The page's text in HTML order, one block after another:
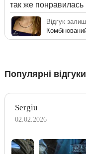
так же понравилась
Відгук
Популярні
Sergiu
02.02.2026